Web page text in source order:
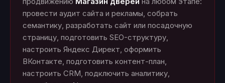
провести аудит сайта и рекламы, собрать
семантику, разработать сайт или посадочную
страницу, подготовить SEO-структуру,
настроить Яндекс Директ, оформить
ВКонтакте, подготовить контент-план,
настроить CRM, подключить аналитику,